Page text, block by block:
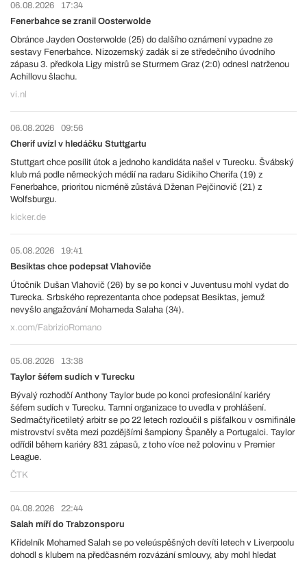
06.08.2026
17:34
Fenerbahce se zranil Oosterwolde
Obránce Jayden Oosterwolde (25) do dalšího oznámení vypadne ze
sestavy Fenerbahce. Nizozemský zadák si ze středečního úvodního
zápasu 3. předkola Ligy mistrů se Sturmem Graz (2:0) odnesl natrženou
Achillovu šlachu.
vi.nl
06.08.2026
09:56
Cherif uvízl v hledáčku Stuttgartu
Stuttgart chce posílit útok a jednoho kandidáta našel v Turecku. Švábský
klub má podle německých médií na radaru Sidikiho Cherifa (19) z
Fenerbahce, prioritou nicméně zůstává Dženan Pejčinovič (21) z
Wolfsburgu.
kicker.de
05.08.2026
19:41
Besiktas chce podepsat Vlahoviče
Útočník Dušan Vlahovič (26) by se po konci v Juventusu mohl vydat do
Turecka. Srbského reprezentanta chce podepsat Besiktas, jemuž
nevyšlo angažování Mohameda Salaha (34).
x.com/FabrizioRomano
05.08.2026
13:38
Taylor šéfem sudích v Turecku
Bývalý rozhodčí Anthony Taylor bude po konci profesionální kariéry
šéfem sudích v Turecku. Tamní organizace to uvedla v prohlášení.
Sedmačtyřicetiletý arbitr se po 22 letech rozloučil s píšťalkou v osmifinále
mistrovství světa mezi pozdějšími šampiony Španěly a Portugalci. Taylor
odřídil během kariéry 831 zápasů, z toho více než polovinu v Premier
League.
ČTK
04.08.2026
22:44
Salah míří do Trabzonsporu
Křídelník Mohamed Salah se po veleúspěšných devíti letech v Liverpoolu
dohodl s klubem na předčasném rozvázání smlouvy, aby mohl hledat